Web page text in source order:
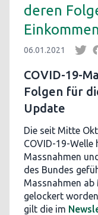
deren
06.01.2021
COVID-19-
Folgen für
Update
Die seit Mitte
COVID-19-
Massnahmen
des Bundes
Massnahmen
gelockert
gilt die im